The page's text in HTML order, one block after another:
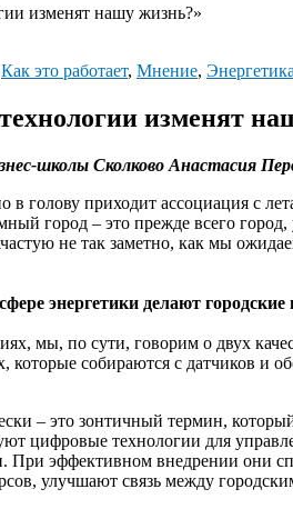
изменят нашу жизнь?»
Как это работает, Мнение, Энергетика
изменят
школы Сколково Анастасия
в голову приходит ассоциация с
город – это прежде всего
не так заметно, как мы
энергетики делают городские
мы, по сути, говорим о двух
которые собираются с датчиков
– это зонтичный термин,
цифровые технологии для
эффективном внедрении они
улучшают связь между